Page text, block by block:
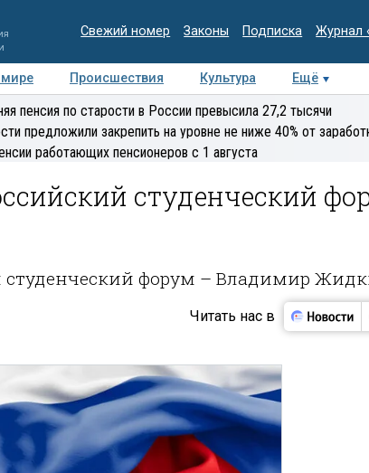
Свежий номер Законы Подписка Журнал
мире Происшествия Культура Ещё
Медиацентр Интервью Колумнисты
пенсия по старости в России превысила 27,2 тысячи
предложили закрепить на уровне не ниже 40% от
работающих пенсионеров с 1 августа
студенческий
студенческий форум – Владимир
Читать нас в